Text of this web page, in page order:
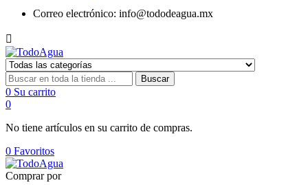
Correo electrónico: info@tododeagua.mx

Buscar
0 Su carrito
0
No tiene artículos en su carrito de compras.
0 Favoritos
Comprar por